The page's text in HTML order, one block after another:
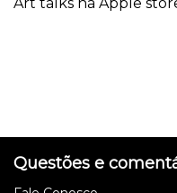
Art talks na Apple
Questões e